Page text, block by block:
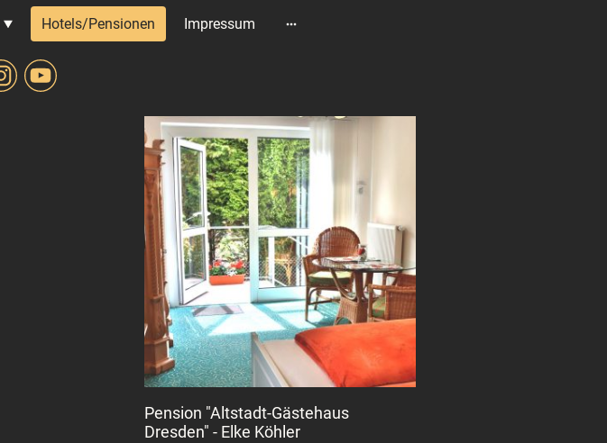
Hotels/Pensionen Impressum
Pension "Altstadt-Gästehaus
Dresden" - Elke Köhler